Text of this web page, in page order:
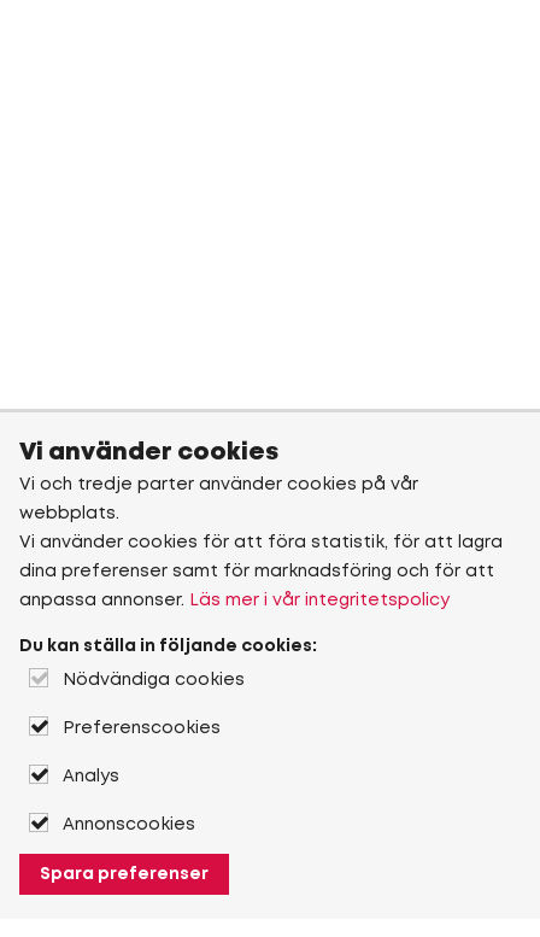
Vi använder cookies
Vi och tredje parter använder cookies på vår
webbplats.
Vi använder cookies för att föra statistik, för att lagra
dina preferenser samt för marknadsföring och för att
anpassa annonser.
Läs mer i vår integritetspolicy
Du kan ställa in följande cookies:
Nödvändiga cookies
Preferenscookies
Analys
Annonscookies
Spara preferenser